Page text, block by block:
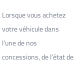
Lorsque vous achetez
votre véhicule dans
l’une de nos
concessions, de l’état de